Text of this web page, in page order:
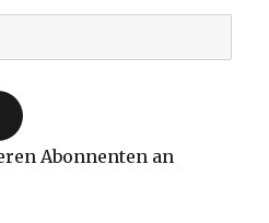
Abonnenten an